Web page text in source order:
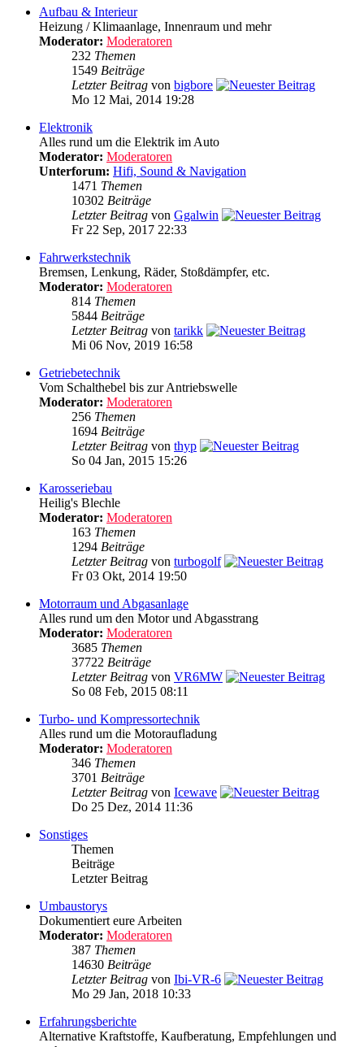
Aufbau & Interieur
Heizung / Klimaanlage, Innenraum und mehr
Moderator: Moderatoren
232 Themen
1549 Beiträge
Letzter Beitrag von bigbore
Mo 12 Mai, 2014 19:28
Elektronik
Alles rund um die Elektrik im Auto
Moderator: Moderatoren
Unterforum: Hifi, Sound & Navigation
1471 Themen
10302 Beiträge
Letzter Beitrag von Ggalwin
Fr 22 Sep, 2017 22:33
Fahrwerkstechnik
Bremsen, Lenkung, Räder, Stoßdämpfer, etc.
Moderator: Moderatoren
814 Themen
5844 Beiträge
Letzter Beitrag von tarikk
Mi 06 Nov, 2019 16:58
Getriebetechnik
Vom Schalthebel bis zur Antriebswelle
Moderator: Moderatoren
256 Themen
1694 Beiträge
Letzter Beitrag von thyp
So 04 Jan, 2015 15:26
Karosseriebau
Heilig's Blechle
Moderator: Moderatoren
163 Themen
1294 Beiträge
Letzter Beitrag von turbogolf
Fr 03 Okt, 2014 19:50
Motorraum und Abgasanlage
Alles rund um den Motor und Abgasstrang
Moderator: Moderatoren
3685 Themen
37722 Beiträge
Letzter Beitrag von VR6MW
So 08 Feb, 2015 08:11
Turbo- und Kompressortechnik
Alles rund um die Motoraufladung
Moderator: Moderatoren
346 Themen
3701 Beiträge
Letzter Beitrag von Icewave
Do 25 Dez, 2014 11:36
Sonstiges
Themen
Beiträge
Letzter Beitrag
Umbaustorys
Dokumentiert eure Arbeiten
Moderator: Moderatoren
387 Themen
14630 Beiträge
Letzter Beitrag von Ibi-VR-6
Mo 29 Jan, 2018 10:33
Erfahrungsberichte
Alternative Kraftstoffe, Kaufberatung, Empfehlungen und